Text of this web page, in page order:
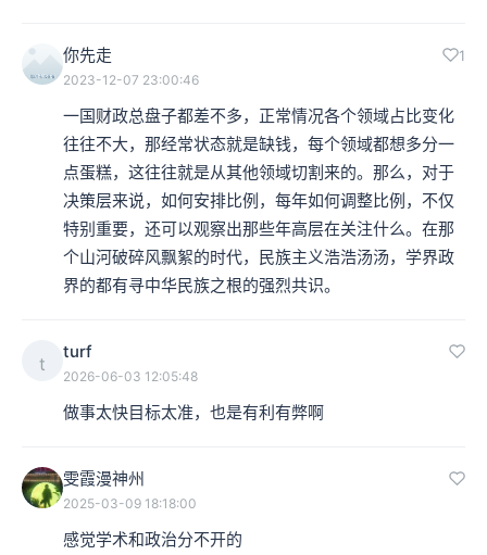
你先走 1
2023-12-07 23:00:46
一国财政总盘子都差不多，正常情况各个领域占比变化
往往不大，那经常状态就是缺钱，每个领域都想多分一
点蛋糕，这往往就是从其他领域切割来的。那么，对于
决策层来说，如何安排比例，每年如何调整比例，不仅
特别重要，还可以观察出那些年高层在关注什么。在那
个山河破碎风飘絮的时代，民族主义浩浩汤汤，学界政
界的都有寻中华民族之根的强烈共识。
t
turf
2026-06-03 12:05:48
做事太快目标太准，也是有利有弊啊
雯霞漫神州
2025-03-09 18:18:00
感觉学术和政治分不开的